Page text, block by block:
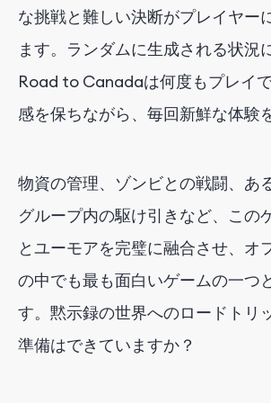
な挑戦と難しい決断がプレイヤー
ます。ランダムに生成される状況
Road to Canadaは何度もプレイ
感を保ちながら、毎回新鮮な体験
物資の管理、ゾンビとの戦闘、あ
グループ内の駆け引きなど、この
とユーモアを完璧に融合させ、オ
の中でも最も面白いゲームの一つ
す。黙示録の世界へのロードトリ
準備はできていますか？